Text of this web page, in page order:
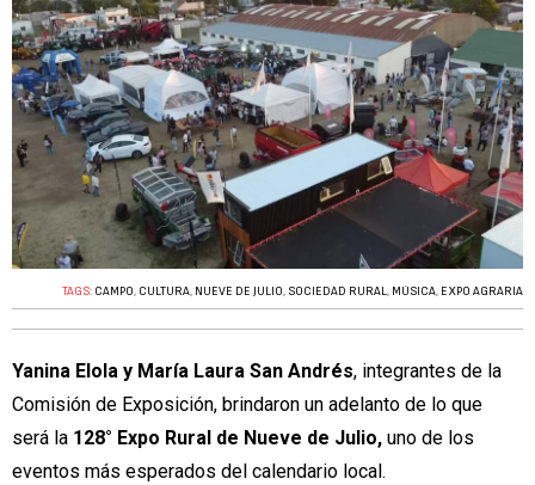
TAGS: CAMPO, CULTURA, NUEVE DE JULIO, SOCIEDAD RURAL, MÚSICA, EXPO AGRARIA
Yanina Elola y María Laura San Andrés, integrantes de la
Comisión de Exposición, brindaron un adelanto de lo que
será la 128° Expo Rural de Nueve de Julio, uno de los
eventos más esperados del calendario local.